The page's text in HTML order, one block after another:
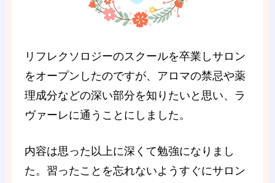
リフレクソロジーのスクールを卒業しサロン
をオープンしたのですが、アロマの禁忌や薬
理成分などの深い部分を知りたいと思い、ラ
ヴァーレに通うことにしました。
内容は思った以上に深くて勉強になりまし
た。習ったことを忘れないようすぐにサロン